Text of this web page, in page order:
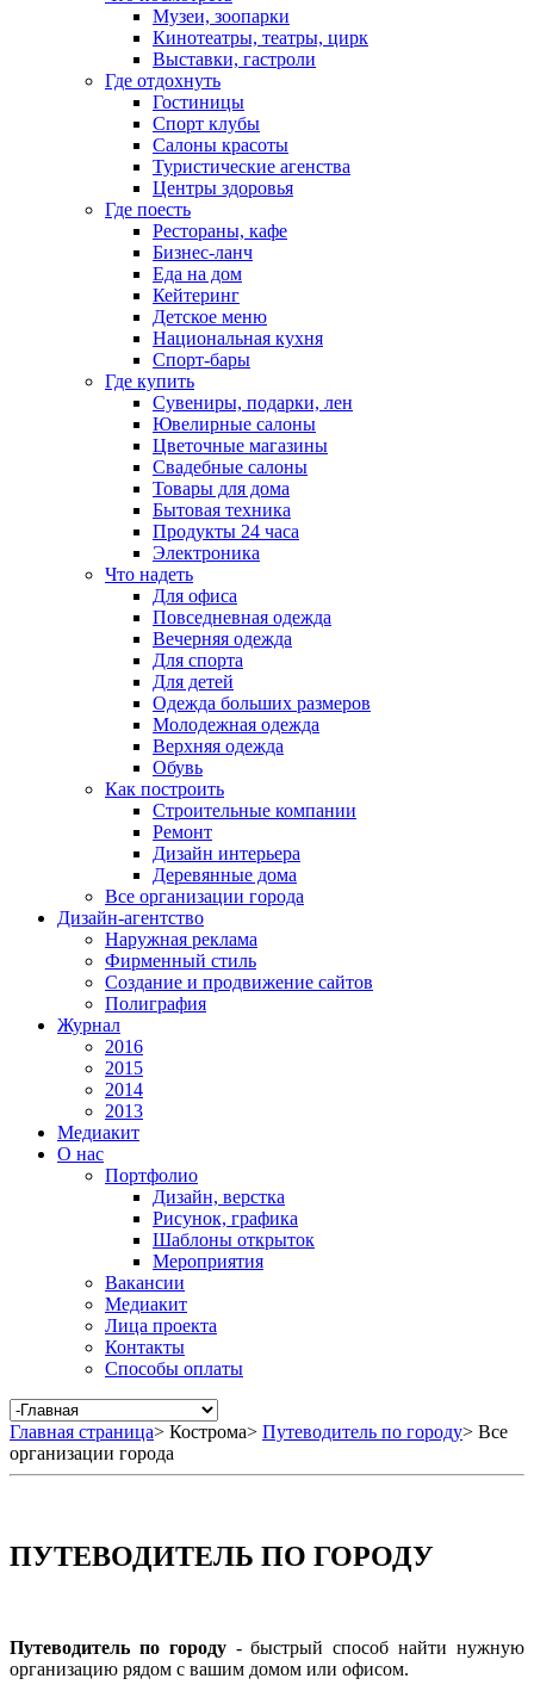
Музеи, зоопарки
Кинотеатры, театры, цирк
Выставки, гастроли
Где отдохнуть
Гостиницы
Спорт клубы
Салоны красоты
Туристические агенства
Центры здоровья
Где поесть
Рестораны, кафе
Бизнес-ланч
Еда на дом
Кейтеринг
Детское меню
Национальная кухня
Спорт-бары
Где купить
Сувениры, подарки, лен
Ювелирные салоны
Цветочные магазины
Свадебные салоны
Товары для дома
Бытовая техника
Продукты 24 часа
Электроника
Что надеть
Для офиса
Повседневная одежда
Вечерняя одежда
Для спорта
Для детей
Одежда больших размеров
Молодежная одежда
Верхняя одежда
Обувь
Как построить
Строительные компании
Ремонт
Дизайн интерьера
Деревянные дома
Все организации города
Дизайн-агентство
Наружная реклама
Фирменный стиль
Создание и продвижение сайтов
Полиграфия
Журнал
2016
2015
2014
2013
Медиакит
О нас
Портфолио
Дизайн, верстка
Рисунок, графика
Шаблоны открыток
Мероприятия
Вакансии
Медиакит
Лица проекта
Контакты
Способы оплаты
Главная страница> Кострома> Путеводитель по городу> Все
организации города
ПУТЕВОДИТЕЛЬ ПО ГОРОДУ
Путеводитель по городу- быстрый способ найти нужную
организацию рядом с вашим домом или офисом.